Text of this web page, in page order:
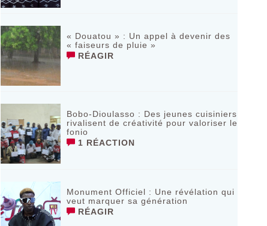
« Douatou » : Un appel à devenir des
« faiseurs de pluie »
RÉAGIR
Bobo-Dioulasso : Des jeunes cuisiniers
rivalisent de créativité pour valoriser le
fonio
1 RÉACTION
Monument Officiel : Une révélation qui
veut marquer sa génération
RÉAGIR